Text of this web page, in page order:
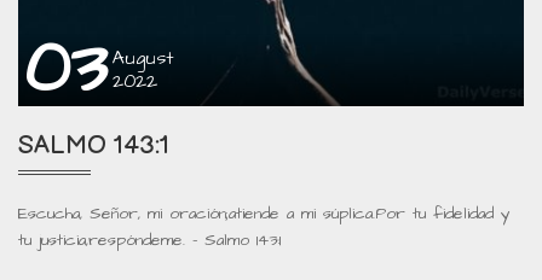
03 August
2022
SALMO 143:1
Escucha, Señor, mi oración;atiende a mi súplica.Por tu fidelidad y
tu justicia,respóndeme. – Salmo 143:1